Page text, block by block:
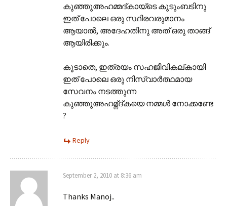
കുഞ്ഞുഅഹമ്മദ്കായ്ടെ കുടുംബടിനു
ഇത് പോലെ ഒരു സ്ഥിരവരുമാനം
ആയാല്‍, അദേഹതിനു അത് ഒരു താങ്ങ്
ആയിരിക്കും.
കൂടാതെ, ഇത്രയം സഹജീവികല്കായി
ഇത് പോലെ ഒരു നിസ്വാര്‍ത്ഥമായ
സേവനം നടത്തുന്ന
കുഞ്ഞുഅഹമ്ന്ദ്‌കയെ നമ്മള്‍ നോക്കണ്ടേ
?
Reply
September 2, 2010 at 8:36 am
Thanks Manoj..